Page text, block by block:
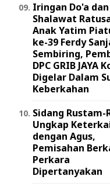
Iringan Do'a dan
Shalawat
Anak Yatim
ke-39 Ferdy
Sembiring,
DPC GRIB JAYA
Digelar Dalam
Keberkahan
Sidang Rustam-
Ungkap
dengan Agus,
Pemisahan
Perkara
Dipertanyakan